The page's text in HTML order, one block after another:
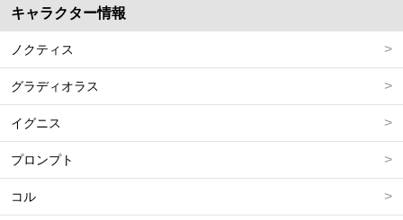
キャラクター情報
ノクティス
グラディオラス
イグニス
プロンプト
コル